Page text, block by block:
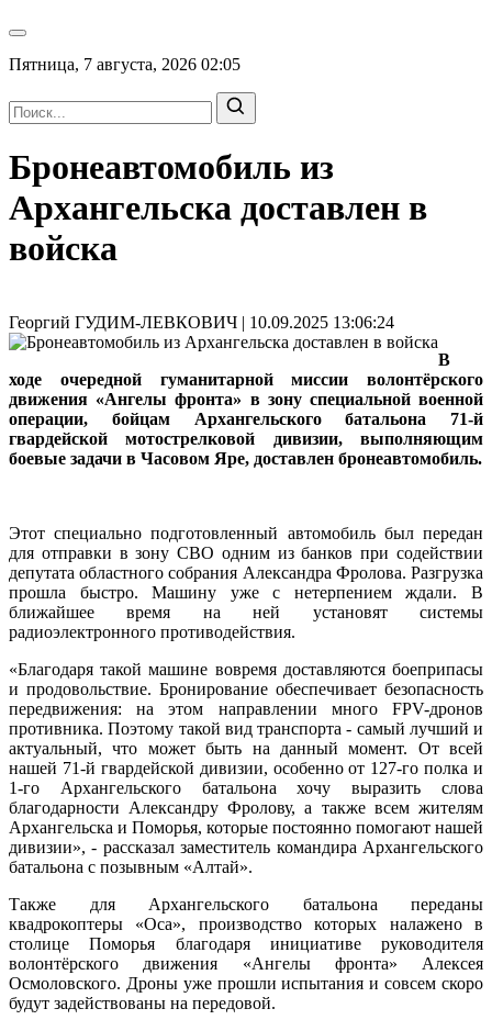
Пятница, 7 августа, 2026 02:05
Бронеавтомобиль из
Архангельска доставлен в
войска
Георгий ГУДИМ-ЛЕВКОВИЧ | 10.09.2025 13:06:24
В
ходе очередной гуманитарной миссии волонтёрского
движения «Ангелы фронта» в зону специальной военной
операции, бойцам Архангельского батальона 71-й
гвардейской мотострелковой дивизии, выполняющим
боевые задачи в Часовом Яре, доставлен бронеавтомобиль.
Этот специально подготовленный автомобиль был передан
для отправки в зону СВО одним из банков при содействии
депутата областного собрания Александра Фролова. Разгрузка
прошла быстро. Машину уже с нетерпением ждали. В
ближайшее время на ней установят системы
радиоэлектронного противодействия.
«Благодаря такой машине вовремя доставляются боеприпасы
и продовольствие. Бронирование обеспечивает безопасность
передвижения: на этом направлении много FPV-дронов
противника. Поэтому такой вид транспорта - самый лучший и
актуальный, что может быть на данный момент. От всей
нашей 71-й гвардейской дивизии, особенно от 127-го полка и
1-го Архангельского батальона хочу выразить слова
благодарности Александру Фролову, а также всем жителям
Архангельска и Поморья, которые постоянно помогают нашей
дивизии», - рассказал заместитель командира Архангельского
батальона с позывным «Алтай».
Также для Архангельского батальона переданы
квадрокоптеры «Оса», производство которых налажено в
столице Поморья благодаря инициативе руководителя
волонтёрского движения «Ангелы фронта» Алексея
Осмоловского. Дроны уже прошли испытания и совсем скоро
будут задействованы на передовой.